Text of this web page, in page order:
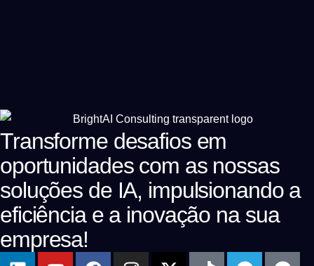
Transforme desafios em
oportunidades com as nossas
soluções de IA, impulsionando a
eficiência e a inovação na sua
empresa!